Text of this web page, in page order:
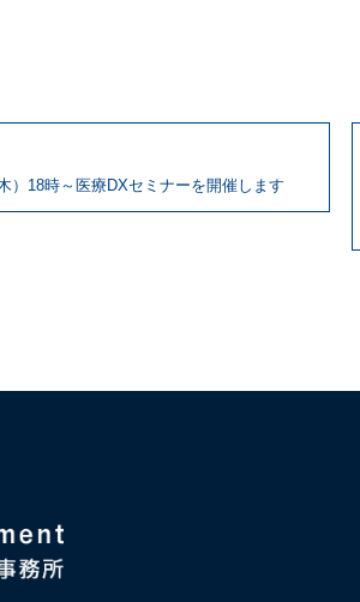
）18時～医療DXセミナーを開催します